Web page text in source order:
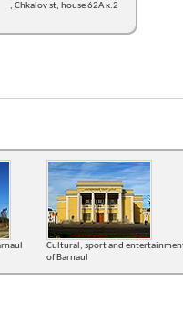
, Chkalov st, house 62А к.2
Cultural, sport and
of Barnaul